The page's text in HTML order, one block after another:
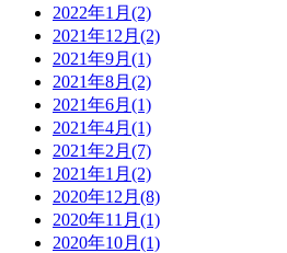
2022年1月 (2)
2021年12月 (2)
2021年9月 (1)
2021年8月 (2)
2021年6月 (1)
2021年4月 (1)
2021年2月 (7)
2021年1月 (2)
2020年12月 (8)
2020年11月 (1)
2020年10月 (1)